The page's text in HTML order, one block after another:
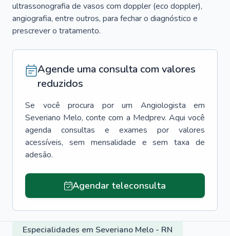
ultrassonografia de vasos com doppler (eco doppler),
angiografia, entre outros, para fechar o diagnóstico e
prescrever o tratamento.
Agende uma consulta com valores
reduzidos
Se você procura por um Angiologista
em
Severiano Melo, conte com a Medprev. Aqui você
agenda consultas e exames por valores
acessíveis, sem mensalidade e sem taxa de
adesão.
Agendar teleconsulta
Especialidades em Severiano Melo - RN